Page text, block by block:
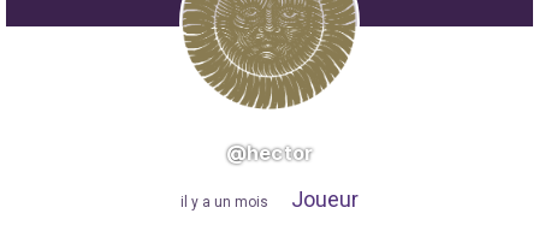
@hector
il y a un mois Joueur